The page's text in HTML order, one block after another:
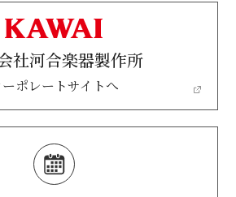
社河合楽器製作所
ーポレートサイトへ